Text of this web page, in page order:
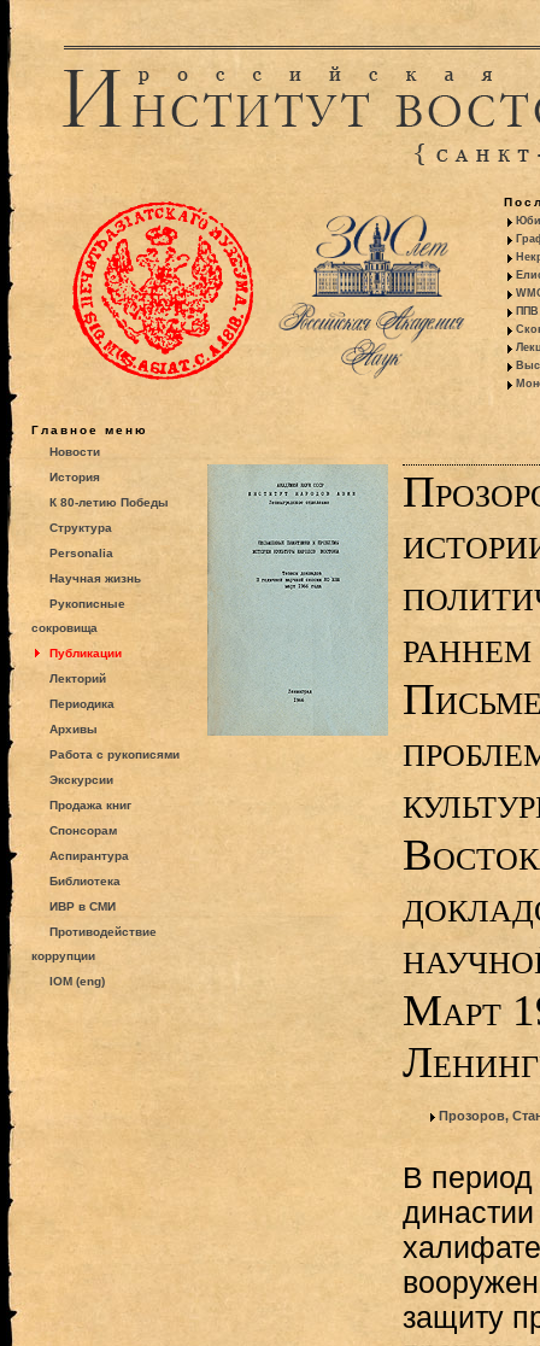
ППВ
Главное меню
Новости
История
К 80-летию Победы
Структура
Personalia
Научная жизнь
Рукописные
сокровища
Публикации
Лекторий
Периодика
Архивы
Работа с рукописями
Экскурсии
Продажа книг
Спонсорам
Аспирантура
Библиотека
ИВР в СМИ
Противодействие
коррупции
IOM (eng)
Март
Прозоров,
В период
защиту